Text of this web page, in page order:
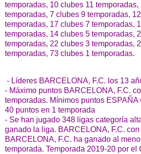
temporadas, 10 clubes 11 temporadas,
temporadas, 7 clubes 9 temporadas,
temporadas, 17 clubes 7 temporadas,
temporadas, 14 clubes 5 temporadas,
temporadas, 22 clubes 3 temporadas,
temporadas, 73 clubes 1 temporadas.
- Líderes BARCELONA, F.C. los 13
- Máximo puntos BARCELONA, F.C.
temporadas. Mínimos puntos
40 puntos en 1 temporada
- Se han jugado 348 ligas categoría
ganado la liga. BARCELONA, F.C.
BARCELONA, F.C. ha ganado al
temporada. Temporada 2019-20 por el